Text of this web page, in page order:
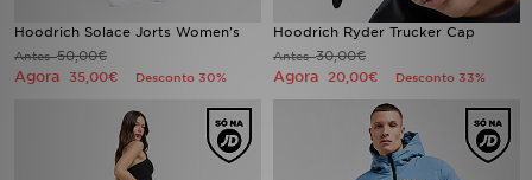
Hoodrich Solace Jorts Women's
Antes50,00€
Agora 35,00€ Desconto 30%
Hoodrich Ryder Trucker Cap
Antes30,00€
Agora 20,00€ Desconto 33%
ESTADO DO TEU PEDIDO
ATENÇÃO AO CLIENTE
FAZ DOWNLOAD DA APP